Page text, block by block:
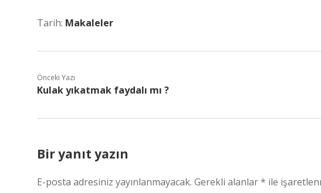
Tarih: Makaleler
Önceki Yazı
Kulak yıkatmak faydalı mı ?
Bir yanıt yazın
E-posta adresiniz yayınlanmayacak. Gerekli alanlar* ile